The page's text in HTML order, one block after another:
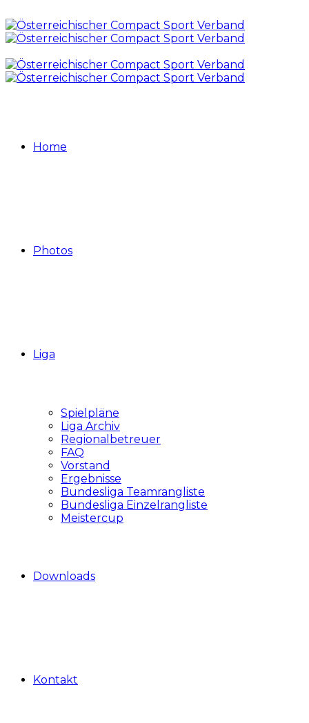
Home
Photos
Liga
Spielpläne
Liga Archiv
Regionalbetreuer
FAQ
Vorstand
Ergebnisse
Bundesliga Teamrangliste
Bundesliga Einzelrangliste
Meistercup
Downloads
Kontakt